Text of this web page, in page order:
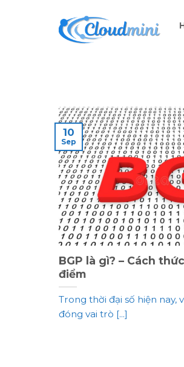
BGP là gì? – Cách
điểm
Trong thời đại số hiện nay,
đóng vai trò [...]
10
Sep